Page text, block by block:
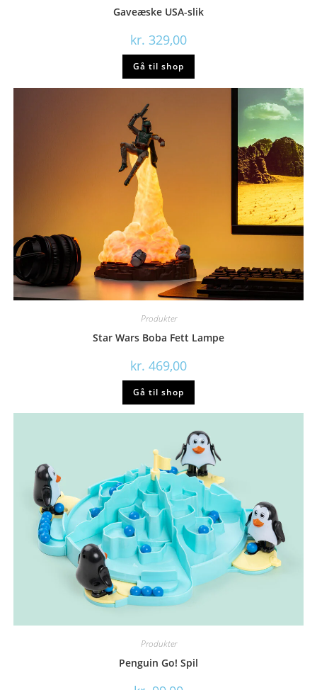
Gaveæske USA-slik
kr. 329,00
Gå til shop
Produkter
Star Wars Boba Fett Lampe
kr. 469,00
Gå til shop
Produkter
Penguin Go! Spil